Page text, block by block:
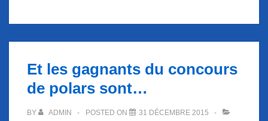
Et les gagnants du concours
de polars sont…
BY ADMIN POSTED ON
31 DÉCEMBRE 2015